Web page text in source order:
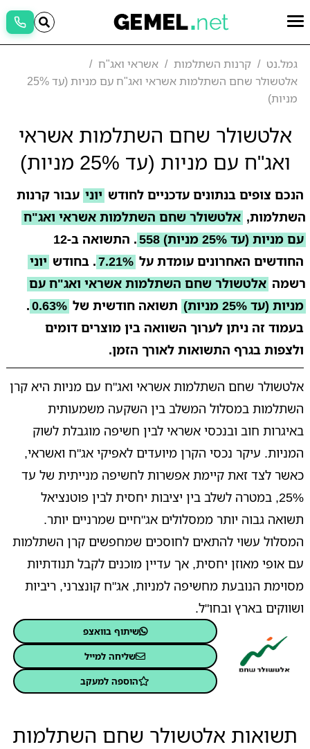
גמל.נט קרנות השתלמות
אשראי ואג"ח
אלטשולר שחם השתלמות אשראי ואג"ח עם מניות (עד 25%
מניות)
אלטשולר שחם השתלמות אשראי
ואג"ח עם מניות (עד 25% מניות)
הנכם צופים בנתונים עדכניים לחודש יוני עבור קרנות
השתלמות, אלטשולר שחם השתלמות אשראי ואג"ח
עם מניות (עד 25% מניות) 558
. התשואה ב-12
החודשים האחרונים עומדת על 7.21%. בחודש יוני
רשמה אלטשולר שחם השתלמות אשראי ואג"ח עם
מניות (עד 25% מניות)
תשואה חודשית של 0.63%
.
בעמוד זה ניתן לערוך השוואה בין מוצרים דומים
ולצפות בגרף התשואות לאורך הזמן.
אלטשולר שחם השתלמות אשראי ואג"ח עם מניות היא קרן
השתלמות במסלול המשלב בין השקעה משמעותית
באיגרות חוב ובנכסי אשראי לבין חשיפה מוגבלת לשוק
המניות. עיקר נכסי הקרן מיועדים לאפיקי אג"ח ואשראי,
כאשר לצד זאת קיימת אפשרות לחשיפה מנייתית של עד
25%, במטרה לשלב בין יציבות יחסית לבין פוטנציאל
תשואה גבוה יותר ממסלולים אג"חיים שמרניים יותר.
המסלול עשוי להתאים לחוסכים שמחפשים קרן השתלמות
עם אופי מאוזן יחסית, אך עדיין מוכנים לקבל תנודתיות
מסוימת הנובעת מחשיפה למניות, אג"ח קונצרני, ריביות
ושווקים בארץ ובחו"ל.
שיתוף בוואצפ
שליחה למייל
הוספה למעקב
תשואות אלטשולר שחם השתלמות